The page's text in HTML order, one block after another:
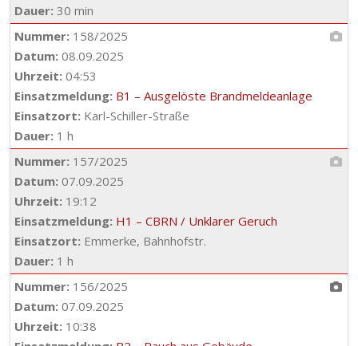
Dauer: 30 min
Nummer: 158/2025
Datum: 08.09.2025
Uhrzeit: 04:53
Einsatzmeldung: B1 – Ausgelöste Brandmeldeanlage
Einsatzort: Karl-Schiller-Straße
Dauer: 1 h
Nummer: 157/2025
Datum: 07.09.2025
Uhrzeit: 19:12
Einsatzmeldung: H1 – CBRN / Unklarer Geruch
Einsatzort: Emmerke, Bahnhofstr.
Dauer: 1 h
Nummer: 156/2025
Datum: 07.09.2025
Uhrzeit: 10:38